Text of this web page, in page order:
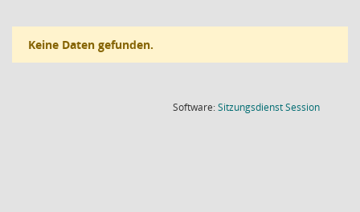
Keine Daten gefunden.
Software:SitzungsdienstSession(Wird in